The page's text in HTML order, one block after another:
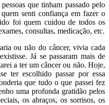
que tinham passado pelo
senti confiança em fazer o
foi quem cuidou de todos os
consultas, medicação, etc.
ou não do câncer, vivia cada
Já se passaram mais de
a ter um câncer ou não. Hoje,
ter escolhido passar por essa
que tudo o que passei fez
uma profunda gratidão pelos
os abraços, os sorrisos, os